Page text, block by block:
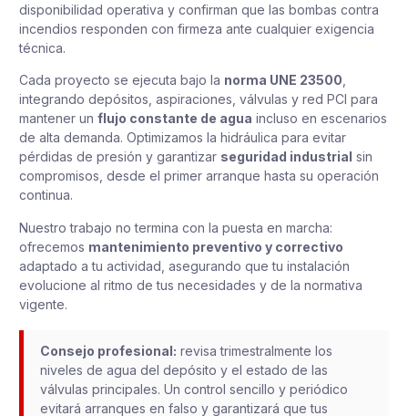
disponibilidad operativa y confirman que las bombas contra
incendios responden con firmeza ante cualquier exigencia
técnica.
Cada proyecto se ejecuta bajo la norma UNE 23500
integrando depósitos, aspiraciones, válvulas y red PCI para
mantener un flujo constante de agua incluso en escenarios
de alta demanda. Optimizamos la hidráulica para evitar
pérdidas de presión y garantizar seguridad industrial sin
compromisos, desde el primer arranque hasta su operación
continua.
Nuestro trabajo no termina con la puesta en marcha:
ofrecemos mantenimiento preventivo y correctivo
adaptado a tu actividad, asegurando que tu instalación
evolucione al ritmo de tus necesidades y de la normativa
vigente.
Consejo profesional: revisa trimestralmente los
niveles de agua del depósito y el estado de las
válvulas principales. Un control sencillo y periódico
evitará arranques en falso y garantizará que tus